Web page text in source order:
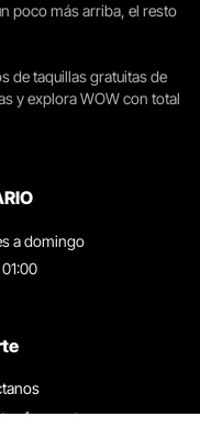
poco más arriba, el resto
de taquillas gratuitas de
y explora WOW con total
a domingo
frecuentes